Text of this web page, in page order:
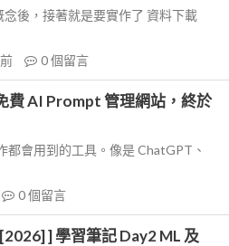
後，接著就是要實作了 資料下載
0個留言
費 AI Prompt 管理網站，終於
都會用到的工具。像是 ChatGPT、
0個留言
] 學習筆記 Day2 ML 及